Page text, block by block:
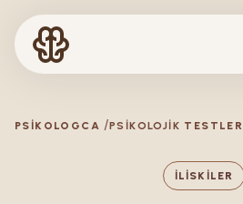
PSIKOLOGCA PSIKOLOJIK TESTLER
ILISKILER